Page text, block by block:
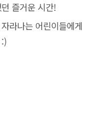
즐거운 시간!
라나는 어린이들에게